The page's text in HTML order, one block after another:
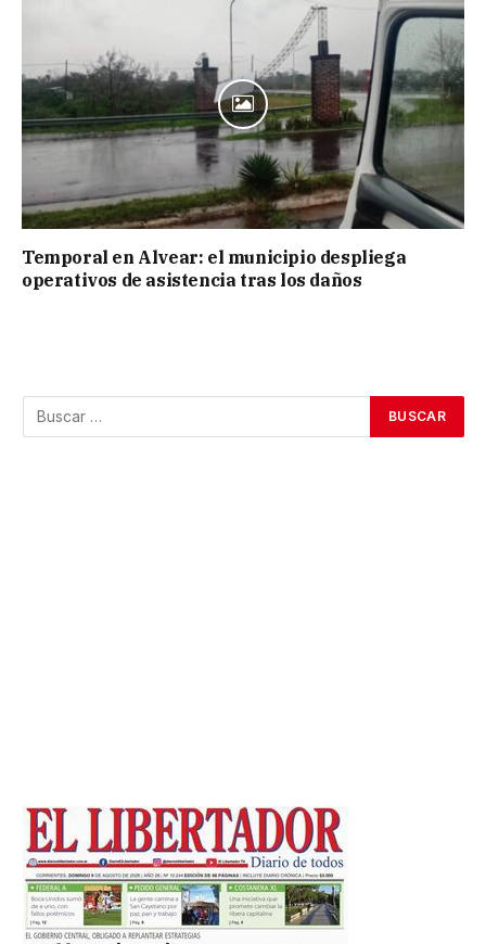
Temporal en Alvear: el municipio despliega
operativos de asistencia tras los daños